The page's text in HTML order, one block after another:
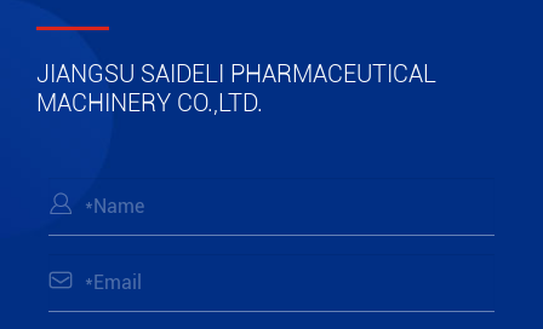
JIANGSU SAIDELI PHARMACEUTICAL
MACHINERY CO.,LTD.

